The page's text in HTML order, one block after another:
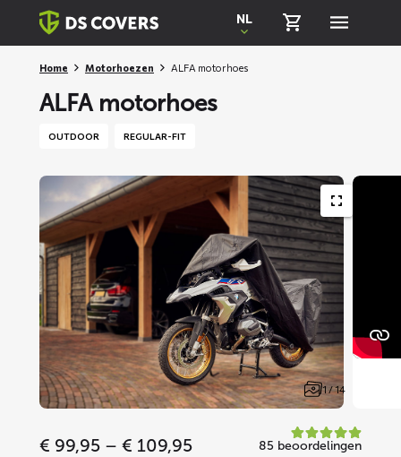
Skiplinks
NL
Home Motorhoezen ALFA motorhoes
ALFA motorhoes
OUTDOOR REGULAR-FIT
1 / 14
€ 99,95 – € 109,95Price
85 beoordelingen